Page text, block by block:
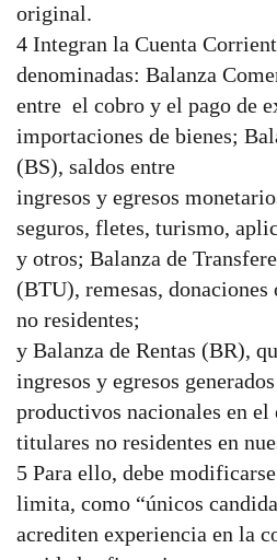
original.
4 Integran la Cuenta
denominadas: Balanza
entre el cobro y el pago de
importaciones de bienes;
(BS), saldos entre
ingresos y egresos
seguros, fletes, turismo,
y otros; Balanza de
(BTU), remesas, donaciones
no residentes;
y Balanza de Rentas (BR),
ingresos y egresos
productivos nacionales en el
titulares no residentes en
5 Para ello, debe
limita, como “únicos
acrediten experiencia en la